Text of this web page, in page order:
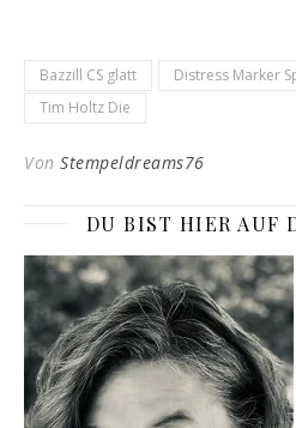
Bazzill CS glatt Distress Marker
Tim Holtz Die
Von Stempeldreams76
DU BIST HIER AUF